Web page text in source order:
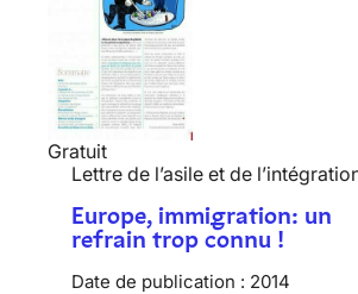
Gratuit
Lettre de l’asile et de
Europe, immigration: un
refrain trop connu !
Date de publication : 2014